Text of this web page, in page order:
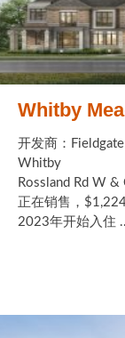
Whitby
开发商：
Whitby
Rossland Rd W &
正在销售，
2023年开始入住